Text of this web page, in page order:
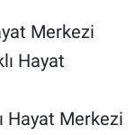
Merkezi
Hayat
Hayat Merkezi